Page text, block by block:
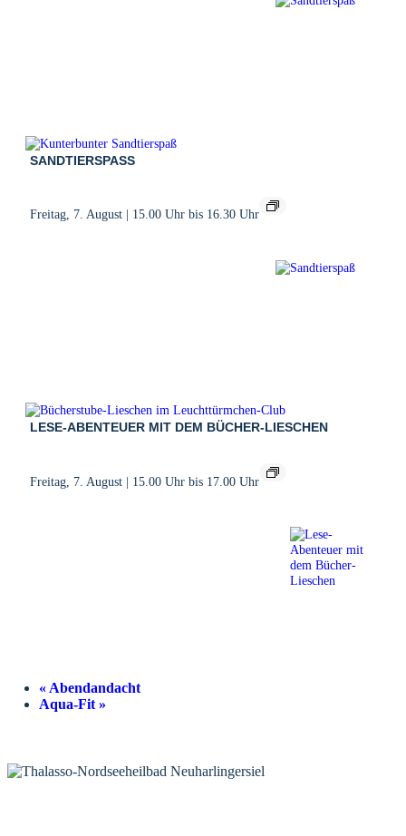
SANDTIERSPASS
Freitag, 7. August | 15.00 Uhr bis 16.30 Uhr
LESE-ABENTEUER MIT DEM BÜCHER-LIESCHEN
Freitag, 7. August | 15.00 Uhr bis 17.00 Uhr
« Abendandacht
Aqua-Fit »